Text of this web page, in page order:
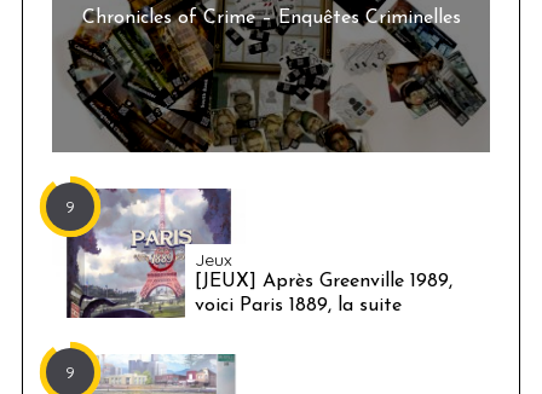
Chronicles of Crime – Enquêtes Criminelles
9
Jeux
[JEUX] Après Greenville 1989,
voici Paris 1889, la suite
9